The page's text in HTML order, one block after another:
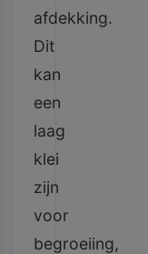
afdekking.
Dit
kan
een
laag
klei
zijn
voor
begroeiing,